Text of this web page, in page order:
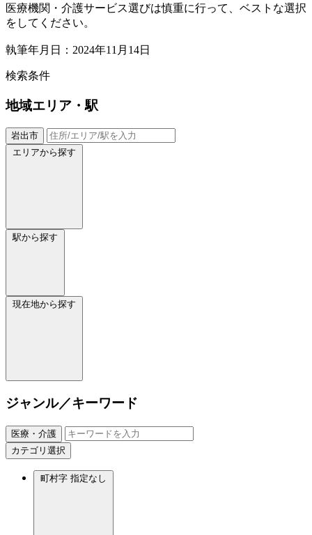
医療機関・介護サービス選びは慎重に行って、ベストな選択
をしてください。
執筆年月日：2024年11月14日
検索条件
地域エリア・駅
岩出市
エリアから探す
駅から探す
現在地から探す
ジャンル／キーワード
医療・介護
カテゴリ選択
町村字 指定なし